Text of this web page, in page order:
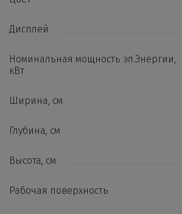
Дисплей
Номинальная мощность эл.Энергии,
кВт
Ширина, см
Глубина, см
Высота, см
Рабочая поверхность